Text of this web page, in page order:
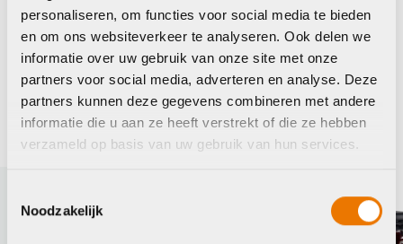
personaliseren, om functies voor social media te bieden
en om ons websiteverkeer te analyseren. Ook delen we
informatie over uw gebruik van onze site met onze
partners voor social media, adverteren en analyse. Deze
partners kunnen deze gegevens combineren met andere
informatie die u aan ze heeft verstrekt of die ze hebben
verzameld op basis van uw gebruik van hun services.
Noodzakelijk
Maak je fiets compleet
Bekijk alle accessoires
Giant